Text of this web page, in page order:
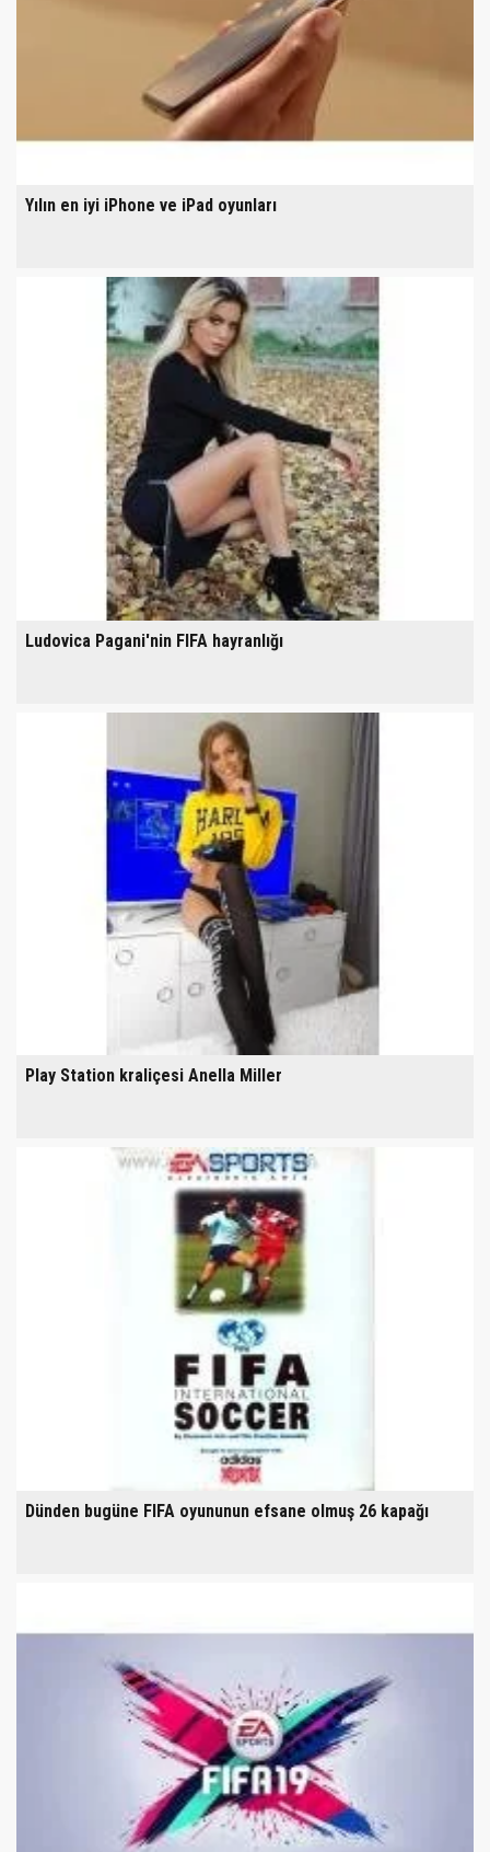
Yılın en iyi iPhone ve iPad oyunları
Ludovica Pagani'nin FIFA hayranlığı
Play Station kraliçesi Anella Miller
Dünden bugüne FIFA oyununun efsane olmuş 26 kapağı